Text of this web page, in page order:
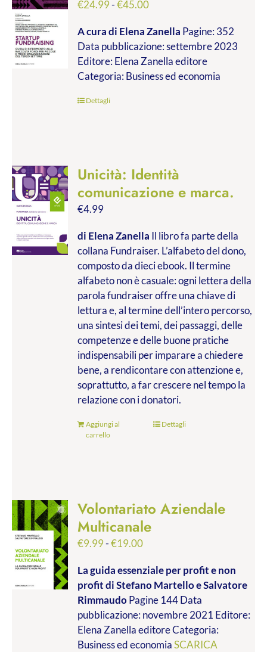
€24.99-€45.00Fascia
prezzo:
da
€24.99
a
A cura di Elena Zanella Pagine: 352
Data pubblicazione: settembre 2023
Editore: Elena Zanella editore
Categoria: Business ed economia
Dettagli
Unicità: Identità
comunicazione e marca.
€4.99
di Elena Zanella Il libro fa parte della
collana Fundraiser. L’alfabeto del dono,
composto da dieci ebook. Il termine
alfabeto non è casuale: ogni lettera della
parola fundraiser offre una chiave di
lettura e, al termine dell’intero percorso,
una sintesi dei temi, dei passaggi, delle
competenze e delle buone pratiche
indispensabili per imparare a chiedere
bene, a rendicontare con attenzione e,
soprattutto, a far crescere nel tempo la
relazione con i donatori.
Aggiungi al
carrello
Dettagli
Volontariato Aziendale
Multicanale
€9.99-€19.00Fascia
prezzo:
da
€9.99
a
€19.00
La guida essenziale per profit e non
profitdi Stefano Martello e Salvatore
RimmaudoPagine 144 Data
pubblicazione: novembre 2021 Editore:
Elena Zanella editore Categoria:
Business ed economiaSCARICA